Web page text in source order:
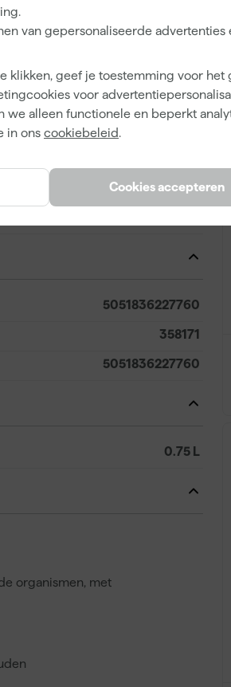
van gepersonaliseerde advertenties
klikken, geef je toestemming voor het
voor
we alleen functionele en beperkt
in ons cookiebeleid.
Cookies accepteren
spuitapparatuur, Kwast, Viltroller
Folly Green
5051836227760
358171
5051836227760
0.75 L
organismen, met